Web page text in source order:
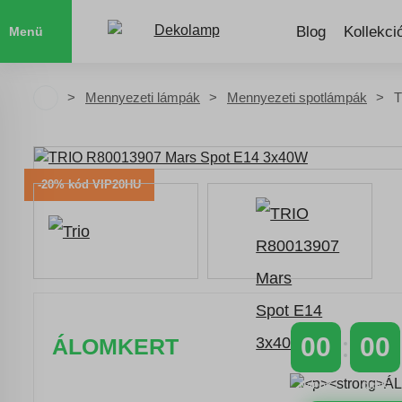
Menü Blog
Mennyezeti lámpák Mennyezeti spotlámpák
-20% kód VIP20HU
ÁLOMKERT 00
NAPOK
00
ÓRÁK